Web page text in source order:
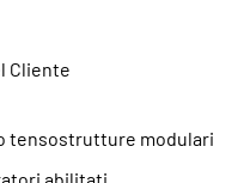
Cliente
tensostrutture modulari